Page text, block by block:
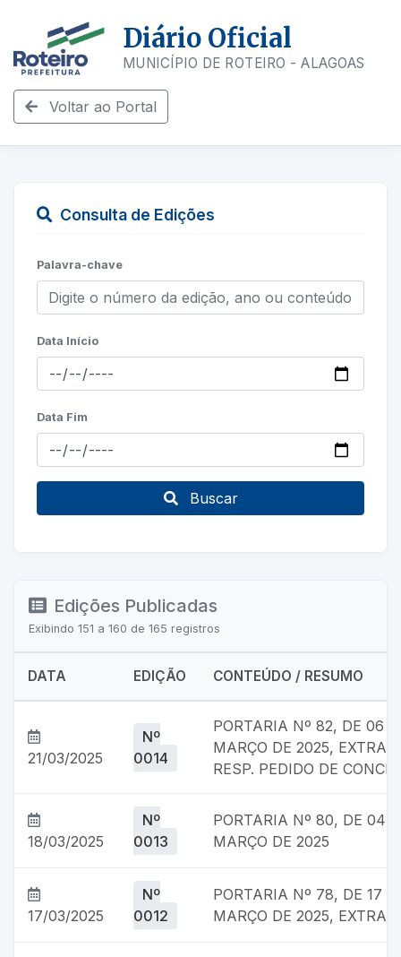
Diário Oficial
MUNICÍPIO DE ROTEIRO - ALAGOAS
Voltar ao Portal
Consulta de Edições
Palavra-chave
Data Início
Data Fim
Buscar
Edições Publicadas
Exibindo 151 a 160 de 165 registros
DATA EDIÇÃO CONTEÚDO / RESUMO
21/03/2025
Nº
0014
PORTARIA Nº 82, DE 06
MARÇO DE 2025,
RESP. PEDIDO DE
18/03/2025
Nº
0013
PORTARIA Nº 80, DE 04
MARÇO DE 2025
17/03/2025
Nº
0012
PORTARIA Nº 78, DE 17
MARÇO DE 2025,